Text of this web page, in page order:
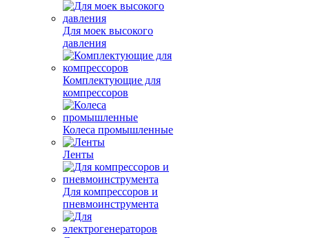
Для моек высокого
давления
Комплектующие для
компрессоров
Колеса промышленные
Ленты
Для компрессоров и
пневмоинструмента